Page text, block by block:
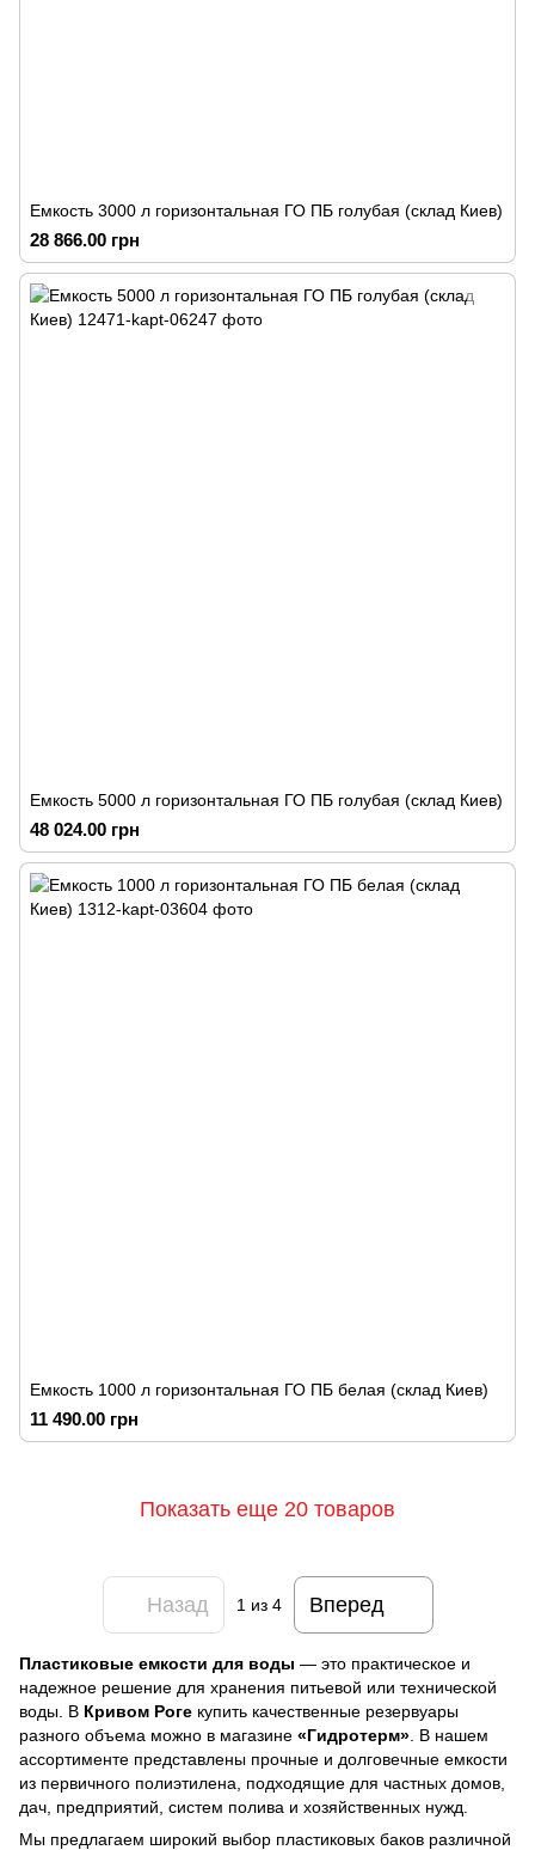
Емкость 3000 л горизонтальная ГО ПБ голубая (склад Киев)
28 866.00 грн
Емкость 5000 л горизонтальная ГО ПБ голубая (склад Киев)
48 024.00 грн
Емкость 1000 л горизонтальная ГО ПБ белая (склад Киев)
11 490.00 грн
Показать еще 20 товаров
Назад 1 из 4 Вперед
Пластиковые емкости для воды — это практическое и
надежное решение для хранения питьевой или технической
воды. В Кривом Роге купить качественные резервуары
разного объема можно в магазине «Гидротерм» . В нашем
ассортименте представлены прочные и долговечные емкости
из первичного полиэтилена, подходящие для частных домов,
дач, предприятий, систем полива и хозяйственных нужд.
Мы предлагаем широкий выбор пластиковых баков различной